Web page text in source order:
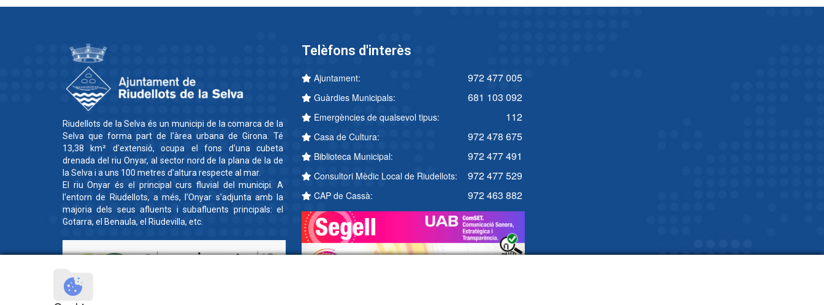
Riudellots de la Selva és un municipi de la comarca de la
Selva que forma part de l'àrea urbana de Girona. Té
13,38 km² d'extensió, ocupa el fons d'una cubeta
drenada del riu Onyar, al sector nord de la plana de la de
la Selva i a uns 100 metres d'altura respecte al mar.
El riu Onyar és el principal curs fluvial del municipi. A
l'entorn de Riudellots, a més, l'Onyar s'adjunta amb la
majoria dels seus afluents i subafluents principals: el
Gotarra, el Benaula, el Riudevilla, etc.
Telèfons d'interès
Ajuntament: 972 477 005
Guàrdies Municipals: 681 103 092
Emergències de qualsevol tipus: 112
Casa de Cultura: 972 478 675
Biblioteca Municipal: 972 477 491
Consultori Mèdic Local de Riudellots: 972 477 529
CAP de Cassà: 972 463 882